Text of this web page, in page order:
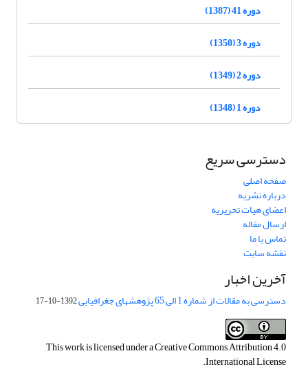
دوره 41 (1387)
دوره 3 (1350)
دوره 2 (1349)
دوره 1 (1348)
دسترسی سریع
صفحه اصلی
درباره نشریه
اعضای هیات تحریریه
ارسال مقاله
تماس با ما
نقشه سایت
آخرین اخبار
دسترسی به مقالات از شماره 1 الی 65 پژوهشهای جغرافیایی 1392-10-17
This work is licensed under aCreative Commons Attribution 4.0
International License
.